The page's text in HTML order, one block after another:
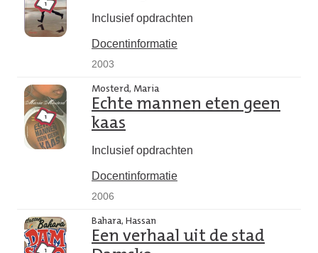
Inclusief opdrachten
Docentinformatie
2003
Mosterd, Maria
Echte mannen eten geen
kaas
Inclusief opdrachten
Docentinformatie
2006
Bahara, Hassan
Een verhaal uit de stad